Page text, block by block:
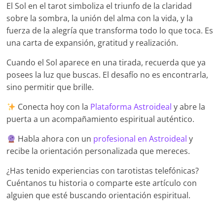
El Sol en el tarot simboliza el triunfo de la claridad
sobre la sombra, la unión del alma con la vida, y la
fuerza de la alegría que transforma todo lo que toca. Es
una carta de expansión, gratitud y realización.
Cuando el Sol aparece en una tirada, recuerda que ya
posees la luz que buscas. El desafío no es encontrarla,
sino permitir que brille.
Conecta hoy con la Plataforma Astroideal y abre la
puerta a un acompañamiento espiritual auténtico.
Habla ahora con un profesional en Astroideal y
recibe la orientación personalizada que mereces.
¿Has tenido experiencias con tarotistas telefónicas?
Cuéntanos tu historia o comparte este artículo con
alguien que esté buscando orientación espiritual.